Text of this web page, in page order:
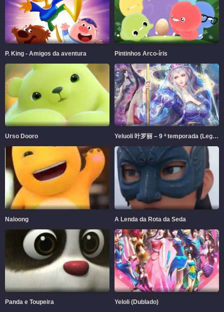
P. King - Amigos da aventura Pintinhos Arco-íris
Urso Dooro Yeluoli 叶罗丽 – 9 ª temporada (Legendado)
Naloong A Lenda da Rota da Seda
Panda e Toupeira Yeloli (Dublado)